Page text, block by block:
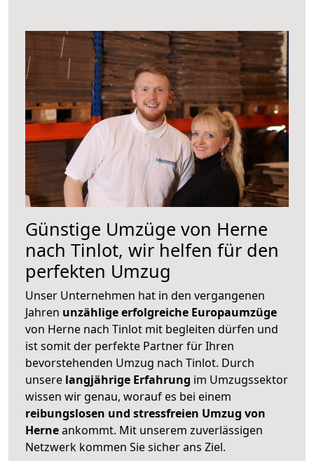
Günstige Umzüge von Herne
nach Tinlot, wir helfen für den
perfekten Umzug
Unser Unternehmen hat in den vergangenen
Jahren unzählige erfolgreiche Europaumzüge
von Herne nach Tinlot mit begleiten dürfen und
ist somit der perfekte Partner für Ihren
bevorstehenden Umzug nach Tinlot. Durch
unsere langjährige Erfahrung im Umzugssektor
wissen wir genau, worauf es bei einem
reibungslosen und stressfreien Umzug von
Herneankommt. Mit unserem zuverlässigen
Netzwerk kommen Sie sicher ans Ziel.